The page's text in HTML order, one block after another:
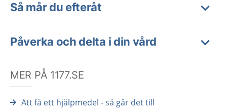
Så mår du efteråt
Påverka och delta i din vård
MER PÅ 1177.SE
Att få ett hjälpmedel - så går det till